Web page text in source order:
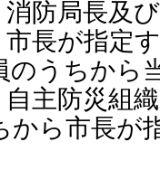
防局長及
長が指定
のうちから
主防災組
から市長が